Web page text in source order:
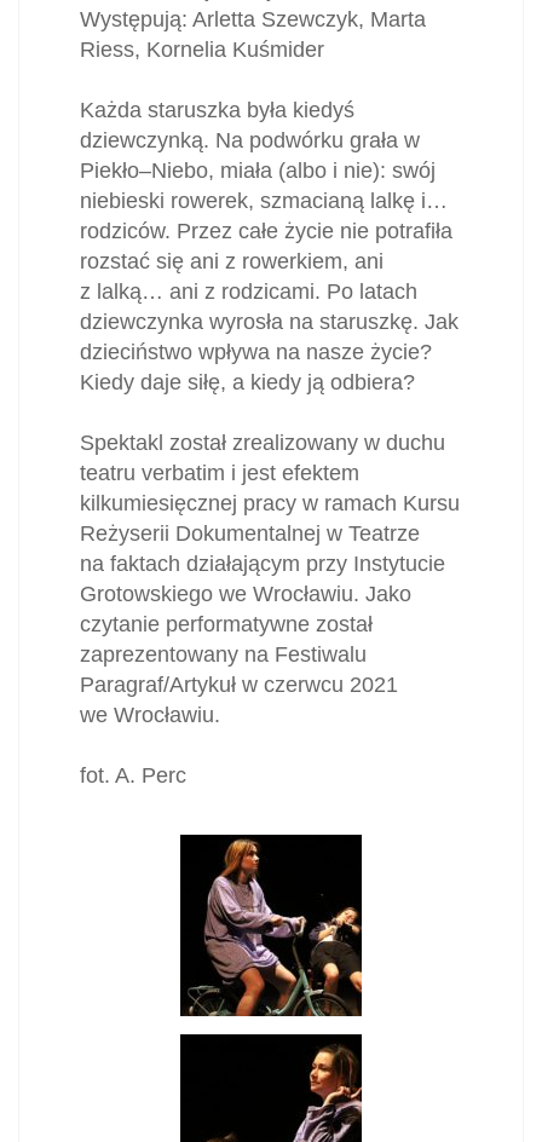
Występują: Arletta Szewczyk, Marta
Riess, Kornelia Kuśmider
Każda staruszka była kiedyś
dziewczynką. Na podwórku grała w
Piekło–Niebo, miała (albo i nie): swój
niebieski rowerek, szmacianą lalkę i…
rodziców. Przez całe życie nie potrafiła
rozstać się ani z rowerkiem, ani
z lalką… ani z rodzicami. Po latach
dziewczynka wyrosła na staruszkę. Jak
dzieciństwo wpływa na nasze życie?
Kiedy daje siłę, a kiedy ją odbiera?
Spektakl został zrealizowany w duchu
teatru verbatim i jest efektem
kilkumiesięcznej pracy w ramach Kursu
Reżyserii Dokumentalnej w Teatrze
na faktach działającym przy Instytucie
Grotowskiego we Wrocławiu. Jako
czytanie performatywne został
zaprezentowany na Festiwalu
Paragraf/Artykuł w czerwcu 2021
we Wrocławiu.
fot. A. Perc